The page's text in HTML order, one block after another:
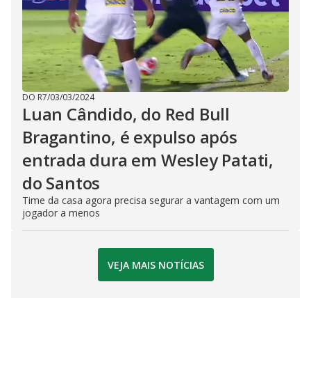
DO R7/03/03/2024
Luan Cândido, do Red Bull
Bragantino, é expulso após
entrada dura em Wesley Patati,
do Santos
Time da casa agora precisa segurar a vantagem com um
jogador a menos
VEJA MAIS NOTÍCIAS